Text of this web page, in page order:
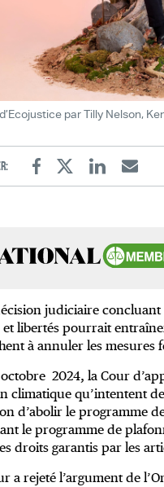
par Tilly Nelson,
FacebookTwitterLinkedinEmail
judiciaire concluant
libertés pourrait
à annuler les mesures
2024, la Cour
climatique qu’intentent
d’abolir le programme
le programme de
droits garantis par les
a rejeté l’argument de